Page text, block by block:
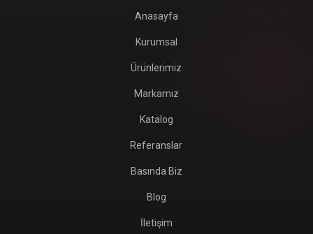
Anasayfa
Kurumsal
Ürünlerimiz
Markamız
Katalog
Referanslar
Basında Biz
Blog
İletişim